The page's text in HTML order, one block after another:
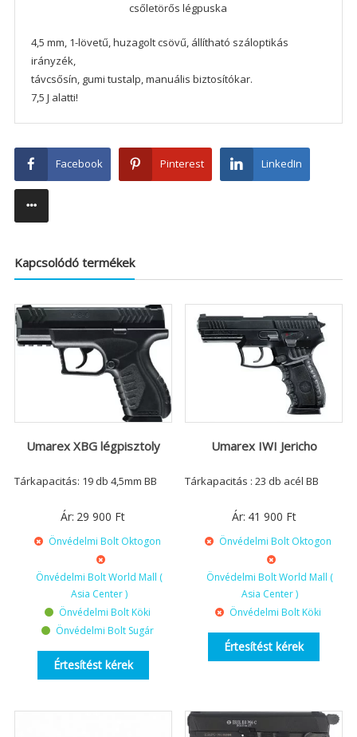
csőletörős légpuska
4,5 mm, 1-lövetű, huzagolt csövű, állítható száloptikás
irányzék,
távcsősín, gumi tustalp, manuális biztosítókar.
7,5 J alatti!
Facebook Pinterest LinkedIn
Kapcsolódó termékek
Umarex XBG légpisztoly
Tárkapacitás: 19 db 4,5mm BB
Ár: 29 900 Ft
Önvédelmi Bolt Oktogon
Önvédelmi Bolt World Mall (
Asia Center )
Önvédelmi Bolt Köki
Önvédelmi Bolt Sugár
Értesítést kérek
Umarex IWI Jericho
Tárkapacitás : 23 db acél BB
Ár: 41 900 Ft
Önvédelmi Bolt Oktogon
Önvédelmi Bolt World Mall (
Asia Center )
Önvédelmi Bolt Köki
Értesítést kérek